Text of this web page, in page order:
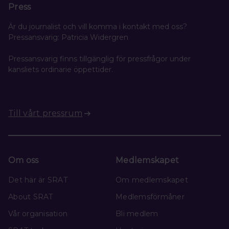
Press
Är du journalist och vill komma i kontakt med oss?
Pressansvarig: Patricia Widergren
Pressansvarig finns tillgänglig för pressfrågor under
kansliets ordinarie öppettider.
Till vårt pressrum
Om oss
Det här är SRAT
About SRAT
Vår organisation
Medlemskapet
Om medlemskapet
Medlemsförmåner
Bli medlem